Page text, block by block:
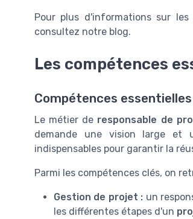
Pour plus d'informations sur les
consultez notre blog.
Les compétences
Compétences
Le métier de responsable de
demande une vision large et
indispensables pour garantir la
Parmi les compétences clés, on
Gestion de projet : un
les différentes étapes d'un